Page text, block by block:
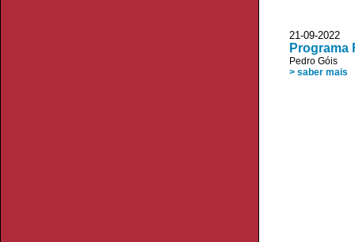
21-09-
Programa
Pedro Góis
> saber mais